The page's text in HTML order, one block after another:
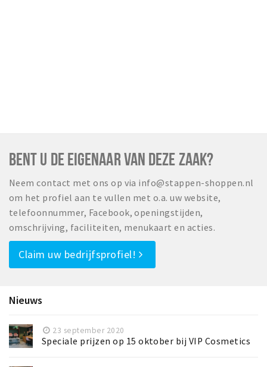
BENT U DE EIGENAAR VAN DEZE ZAAK?
Neem contact met ons op via info@stappen-shoppen.nl
om het profiel aan te vullen met o.a. uw website,
telefoonnummer, Facebook, openingstijden,
omschrijving, faciliteiten, menukaart en acties.
Claim uw bedrijfsprofiel!
Nieuws
23 september 2020
Speciale prijzen op 15 oktober bij VIP Cosmetics